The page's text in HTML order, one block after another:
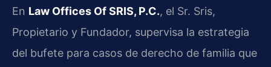
En Law Offices Of SRIS, P.C., el Sr. Sris,
Propietario y Fundador, supervisa la estrategia
del bufete para casos de derecho de familia que